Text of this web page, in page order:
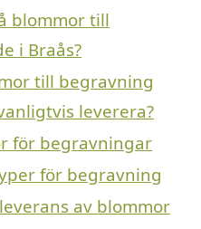
blommor till
i Braås?
till begravning
leverera?
för begravningar
för begravning
av blommor